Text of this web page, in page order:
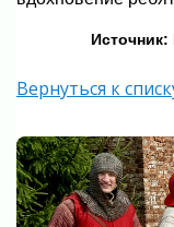
Источник:
Вернуться к